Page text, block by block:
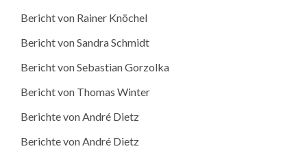
Bericht von Rainer Knöchel
Bericht von Sandra Schmidt
Bericht von Sebastian Gorzolka
Bericht von Thomas Winter
Berichte von André Dietz
Berichte von André Dietz